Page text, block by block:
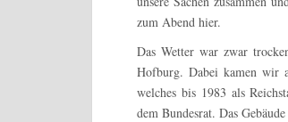
zum Abend hier.
Das Wetter war zwar
Hofburg. Dabei kamen wir
welches bis 1983 als
dem Bundesrat. Das